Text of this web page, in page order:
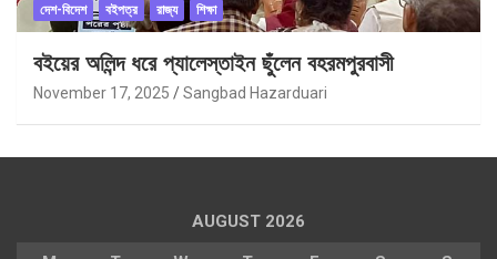
দেশ-বিদেশ বইপত্র রাজ্য শিক্ষা
বইয়ের অলিন্দ ধরে প্যালেস্তাইন ছুঁলেন বহরমপুরবাসী
November 17, 2025 Sangbad Hazarduari
AUGUST 2026